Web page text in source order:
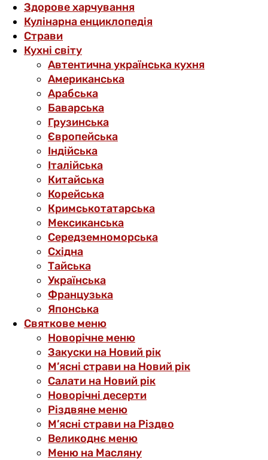
Здорове харчування
Кулінарна енциклопедія
Страви
Кухні світу
Автентична українська кухня
Американська
Арабська
Баварська
Грузинська
Європейська
Індійська
Італійська
Китайська
Корейська
Кримськотатарська
Мексиканська
Середземноморська
Східна
Тайська
Українська
Французька
Японська
Святкове меню
Новорічне меню
Закуски на Новий рік
М’ясні страви на Новий рік
Салати на Новий рік
Новорічні десерти
Різдвяне меню
М’ясні страви на Різдво
Великоднє меню
Меню на Масляну